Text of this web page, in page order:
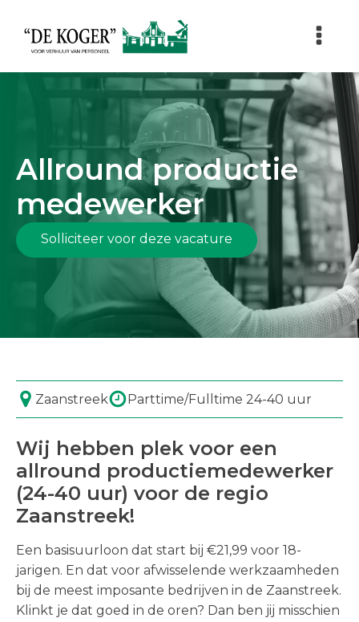
Allround productie
medewerker
Solliciteer voor deze vacature
Zaanstreek Parttime/Fulltime 24-40 uur
Wij hebben plek voor een
allround productiemedewerker
(24-40 uur) voor de regio
Zaanstreek!
Een basisuurloon dat start bij €21,99 voor 18-
jarigen. En dat voor afwisselende werkzaamheden
bij de meest imposante bedrijven in de Zaanstreek.
Klinkt je dat goed in de oren? Dan ben jij misschien